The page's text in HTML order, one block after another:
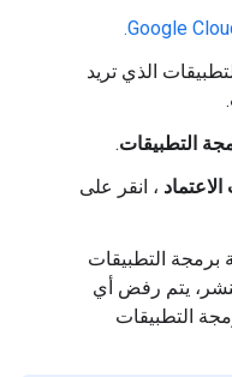
الذي تريد
.
التطبيقات.
، انقر على
التطبيقات
يتم رفض أي
التطبيقات